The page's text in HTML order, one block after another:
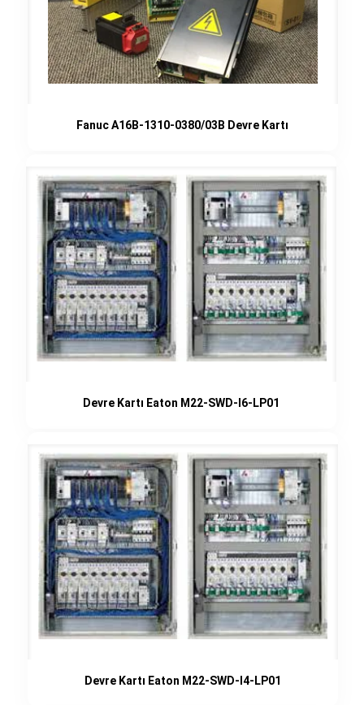
Fanuc A16B-1310-0380/03B Devre Kartı
Devre Kartı Eaton M22-SWD-I6-LP01
Devre Kartı Eaton M22-SWD-I4-LP01